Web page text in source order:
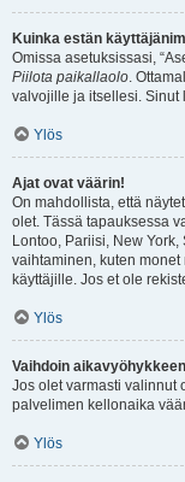
Kuinka estän
Omissa asetuksissasi,
Piilota paikallaolo.
valvojille ja itsellesi. Sinut
Ylös
Ajat ovat väärin!
On mahdollista, että
olet. Tässä tapauksessa
Lontoo, Pariisi, New
vaihtaminen, kuten
käyttäjille. Jos et ole
Ylös
Vaihdoin
Jos olet varmasti valinnut
palvelimen kellonaika
Ylös